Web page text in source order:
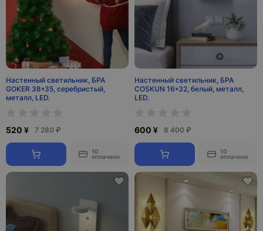
Настенный светильник, БРА
GOKER 38*35, серебристый,
металл, LED.
520 ¥ 7 280 ₽
10
оплачено
Настенный светильник, БРА
COSKUN 16*32, белый, металл,
LED.
600 ¥ 8 400 ₽
10
оплачено